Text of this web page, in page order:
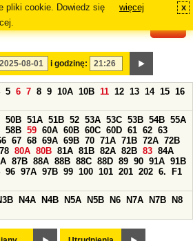
pliki cookie. Dowiedz się
więcej x
i godzinę:
5 6 7 8 9 10A 10B 11 12 13 14 15 16
50B 51A 51B 52 53A 53C 53B 54B 55A
58B 59 60A 60B 60C 60D 61 62 63
67 68 69A 69B 70 71A 71B 72A 72B
78 80A 80B 81A 81B 82A 82B 83 84A
87B 88A 88B 88C 88D 89 90 91A 91B
96 97A 97B 99 100 101 201 202 6.
F1
N4A N4B N5A N5B N6 N7A N7B
N8